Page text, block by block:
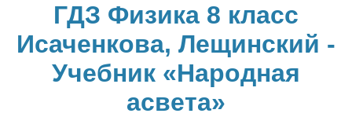
ГДЗ Физика 8 класс
Исаченкова, Лещинский -
Учебник «Народная
асвета»